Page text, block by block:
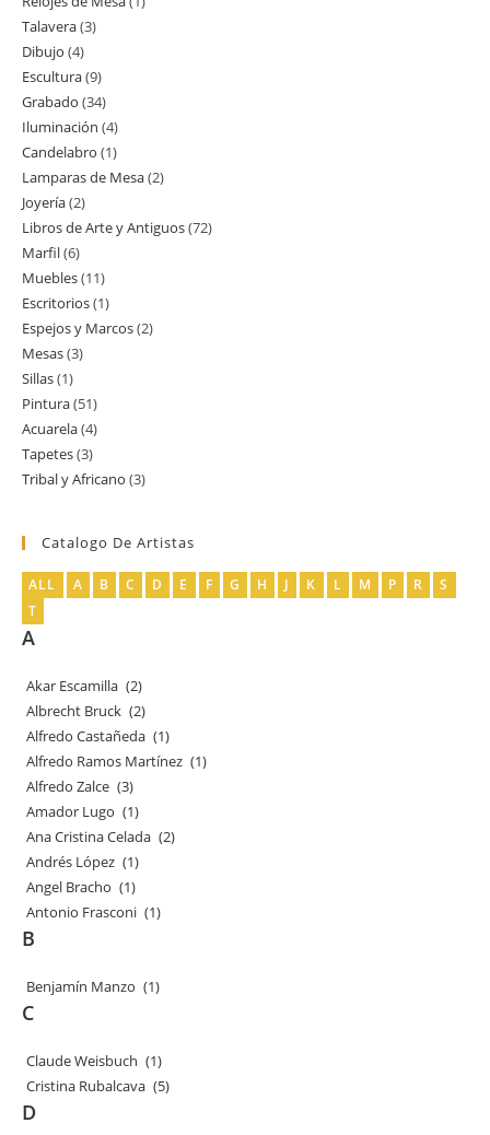
Talavera 33
Dibujo 44
productos
Escultura 99
productos
Grabado 3434
productos
Iluminación 44
productos
Candelabro 11
producto
Lamparas de Mesa 22
Joyería 22
productos
Libros de Arte y Antiguos 7272
Marfil 66
productos
Muebles 1111
productos
Escritorios 11
producto
Espejos y Marcos 22
Mesas 33
Sillas 11
producto
Pintura 5151
productos
Acuarela 44
productos
Tapetes 33
productos
Tribal y Africano 33
Catalogo De Artistas
ALL A B C D E F G H J K L M P R
S
T
A
Akar Escamilla (2)
Albrecht Bruck (2)
Alfredo Castañeda (1)
Alfredo Ramos Martínez (1)
Alfredo Zalce (3)
Amador Lugo (1)
Ana Cristina Celada (2)
Andrés López (1)
Angel Bracho (1)
Antonio Frasconi (1)
B
Benjamín Manzo (1)
C
Claude Weisbuch (1)
Cristina Rubalcava (5)
D